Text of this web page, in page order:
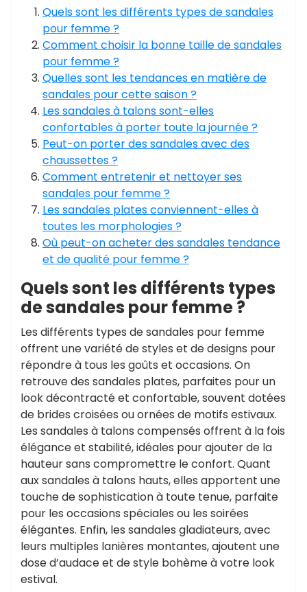
Quels sont les différents types de sandales
pour femme ?
Comment choisir la bonne taille de sandales
pour femme ?
Quelles sont les tendances en matière de
sandales pour cette saison ?
Les sandales à talons sont-elles
confortables à porter toute la journée ?
Peut-on porter des sandales avec des
chaussettes ?
Comment entretenir et nettoyer ses
sandales pour femme ?
Les sandales plates conviennent-elles à
toutes les morphologies ?
Où peut-on acheter des sandales tendance
et de qualité pour femme ?
Quels sont les différents types
de sandales pour femme ?
Les différents types de sandales pour femme
offrent une variété de styles et de designs pour
répondre à tous les goûts et occasions. On
retrouve des sandales plates, parfaites pour un
look décontracté et confortable, souvent dotées
de brides croisées ou ornées de motifs estivaux.
Les sandales à talons compensés offrent à la fois
élégance et stabilité, idéales pour ajouter de la
hauteur sans compromettre le confort. Quant
aux sandales à talons hauts, elles apportent une
touche de sophistication à toute tenue, parfaite
pour les occasions spéciales ou les soirées
élégantes. Enfin, les sandales gladiateurs, avec
leurs multiples lanières montantes, ajoutent une
dose d’audace et de style bohème à votre look
estival.